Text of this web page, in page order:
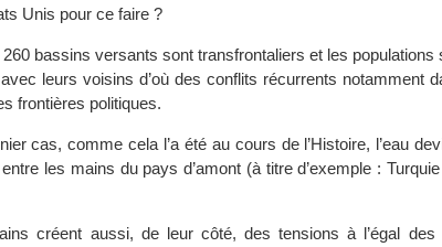
Unis pour ce faire ?
bassins versants sont transfrontaliers et les populations
leurs voisins d’où des conflits récurrents notamment
frontières politiques.
cas, comme cela l’a été au cours de l’Histoire, l’eau
les mains du pays d’amont (à titre d’exemple :
créent aussi, de leur côté, des tensions à l’égal des